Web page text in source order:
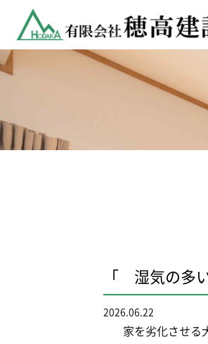
「 湿気の多
2026.06.22
家を劣化させる大